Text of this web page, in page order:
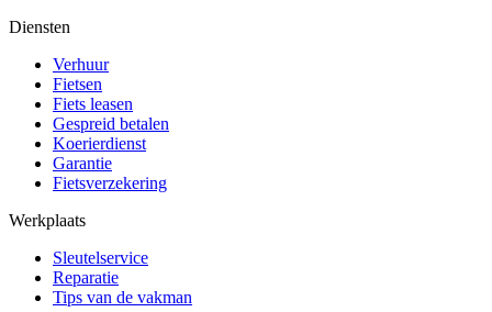
Diensten
Verhuur
Fietsen
Fiets leasen
Gespreid betalen
Koerierdienst
Garantie
Fietsverzekering
Werkplaats
Sleutelservice
Reparatie
Tips van de vakman